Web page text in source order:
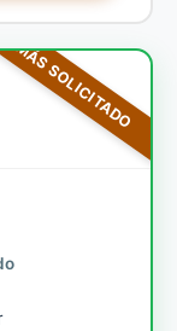
MÁS SOLICITADO